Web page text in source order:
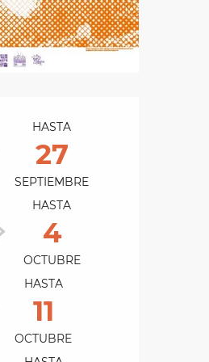
datos de
HASTA
27
SEPTIEMBRE
HASTA
4
OCTUBRE
HASTA
11
OCTUBRE